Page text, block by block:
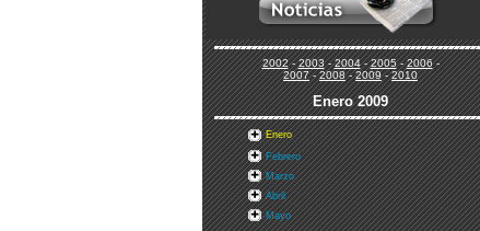
2002-2003-2004-2005-2006-
2007-2008-2009-2010
Enero2009
Enero
Febrero
Marzo
Abril
Mayo